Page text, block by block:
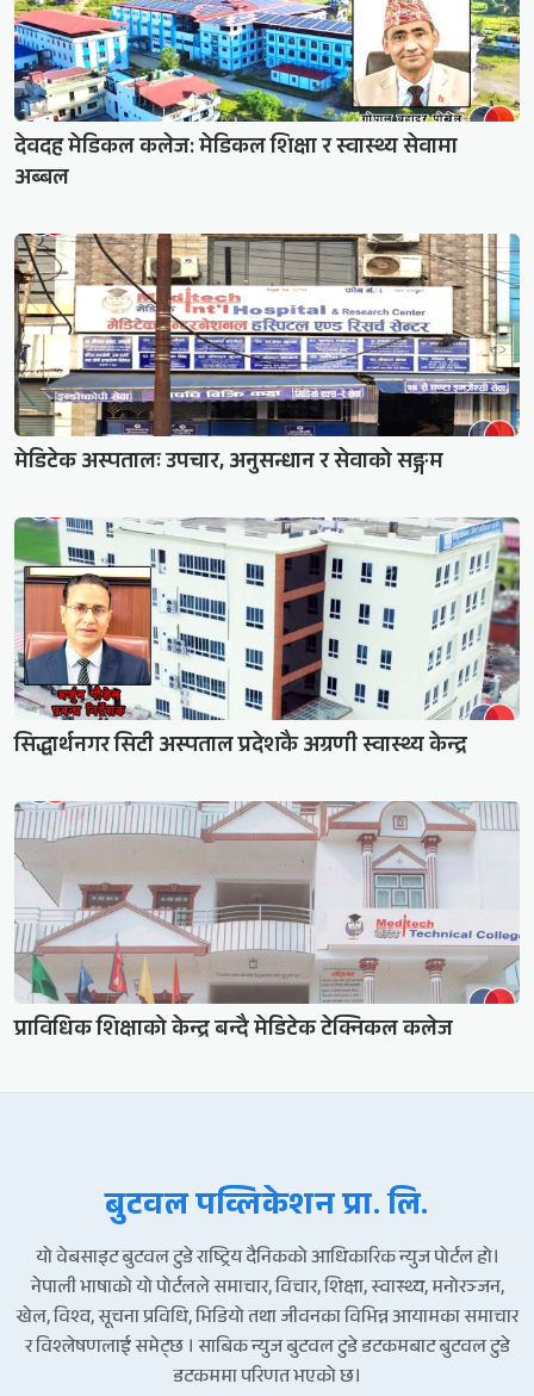
देवदह मेडिकल कलेज: मेडिकल शिक्षा र स्वास्थ्य सेवामा
अब्बल
मेडिटेक अस्पतालः उपचार, अनुसन्धान र सेवाको सङ्गम
सिद्धार्थनगर सिटी अस्पताल प्रदेशकै अग्रणी स्वास्थ्य केन्द्र
प्राविधिक शिक्षाको केन्द्र बन्दै मेडिटेक टेक्निकल कलेज
बुटवल पव्लिकेशन प्रा. लि.
यो वेबसाइट बुटवल टुडे राष्ट्रिय दैनिकको आधिकारिक न्युज पोर्टल हो।
नेपाली भाषाको यो पोर्टलले समाचार, विचार, शिक्षा, स्वास्थ्य, मनोरञ्जन,
खेल, विश्व, सूचना प्रविधि, भिडियो तथा जीवनका विभिन्न आयामका समाचार
र विश्लेषणलाई समेट्छ । साबिक न्युज बुटवल टुडे डटकमबाट बुटवल टुडे
डटकममा परिणत भएको छ।